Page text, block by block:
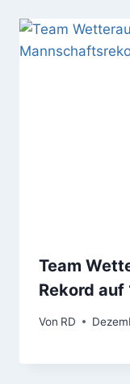
Team
Rekord auf
Von RD